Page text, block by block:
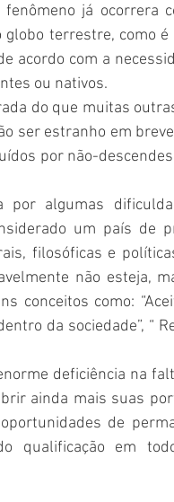
já ocorrera
terrestre, como
acordo com a
ou nativos.
do que muitas
ser estranho em
por não-
algumas
um país de
filosóficas e
não esteja,
conceitos como:
da sociedade”, “
deficiência na
ainda mais suas
de
qualificação em